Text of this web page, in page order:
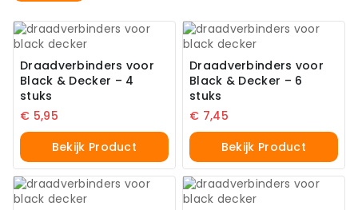
Draadverbinders voor
Black & Decker – 4
stuks
€ 5,95
Bekijk Product
Draadverbinders voor
Black & Decker – 6
stuks
€ 7,45
Bekijk Product